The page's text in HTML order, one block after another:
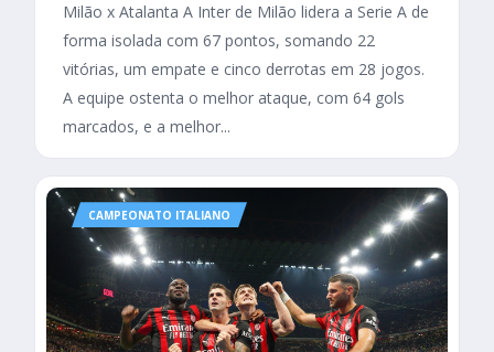
Milão x Atalanta A Inter de Milão lidera a Serie A de
forma isolada com 67 pontos, somando 22
vitórias, um empate e cinco derrotas em 28 jogos.
A equipe ostenta o melhor ataque, com 64 gols
marcados, e a melhor...
CAMPEONATO ITALIANO